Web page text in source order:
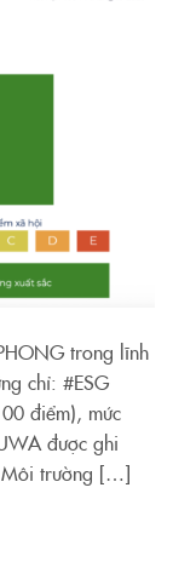
trong lĩnh
chỉ: #ESG
điểm), mức
được ghi
Môi trường […]